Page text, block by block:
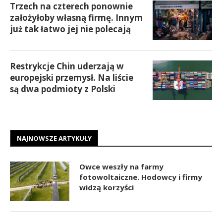
Trzech na czterech ponownie
założyłoby własną firmę. Innym
już tak łatwo jej nie polecają
Restrykcje Chin uderzają w
europejski przemysł. Na liście
są dwa podmioty z Polski
NAJNOWSZE ARTYKUŁY
Owce weszły na farmy
fotowoltaiczne. Hodowcy i firmy
widzą korzyści